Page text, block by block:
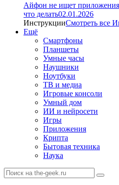
Айфон не ищет
что делать02.01.2026
ИнструкцииСмотреть все
Ещё
Смартфоны
Планшеты
Умные часы
Наушники
Ноутбуки
ТВ и медиа
Игровые консоли
Умный дом
ИИ и нейросети
Игры
Приложения
Крипта
Бытовая техника
Наука